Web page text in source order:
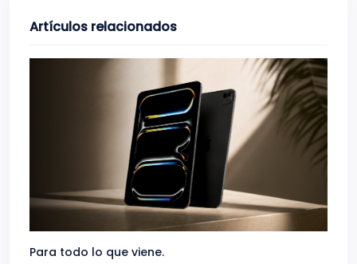
Artículos relacionados
Para todo lo que viene.